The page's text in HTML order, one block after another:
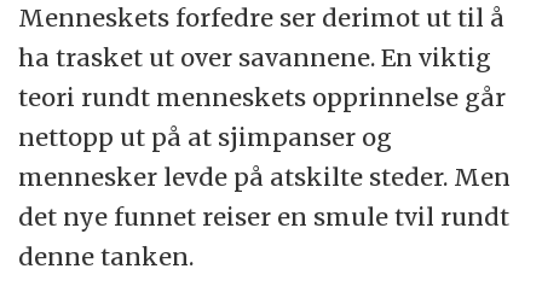
Menneskets forfedre ser derimot ut til å
ha trasket ut over savannene. En viktig
teori rundt menneskets opprinnelse går
nettopp ut på at sjimpanser og
mennesker levde på atskilte steder. Men
det nye funnet reiser en smule tvil rundt
denne tanken.